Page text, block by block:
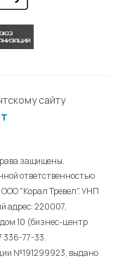
сайту
защищены.
ответственностью
"Корал Тревел". УНП
адрес: 220007,
дом 10 (бизнес-центр
336-77-33.
№191299923, выдано